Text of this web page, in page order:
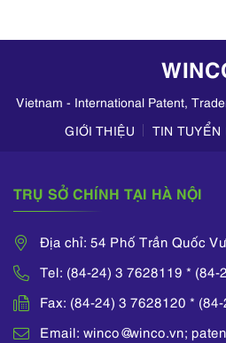
Vietnam - International Patent,
GIỚI THIỆU
TIN TUYỂN
TRỤ SỞ CHÍNH TẠI HÀ NỘI
Địa chỉ: 54 Phố Trần Quốc
Tel: (84-24) 3 7628119 * (84-
Fax: (84-24) 3 7628120 *
Email: winco@winco.vn;